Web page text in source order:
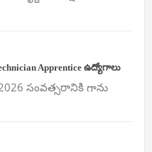
Apprentice ఉద్యోగాలు
2026 సంవత్సరానికి గాను